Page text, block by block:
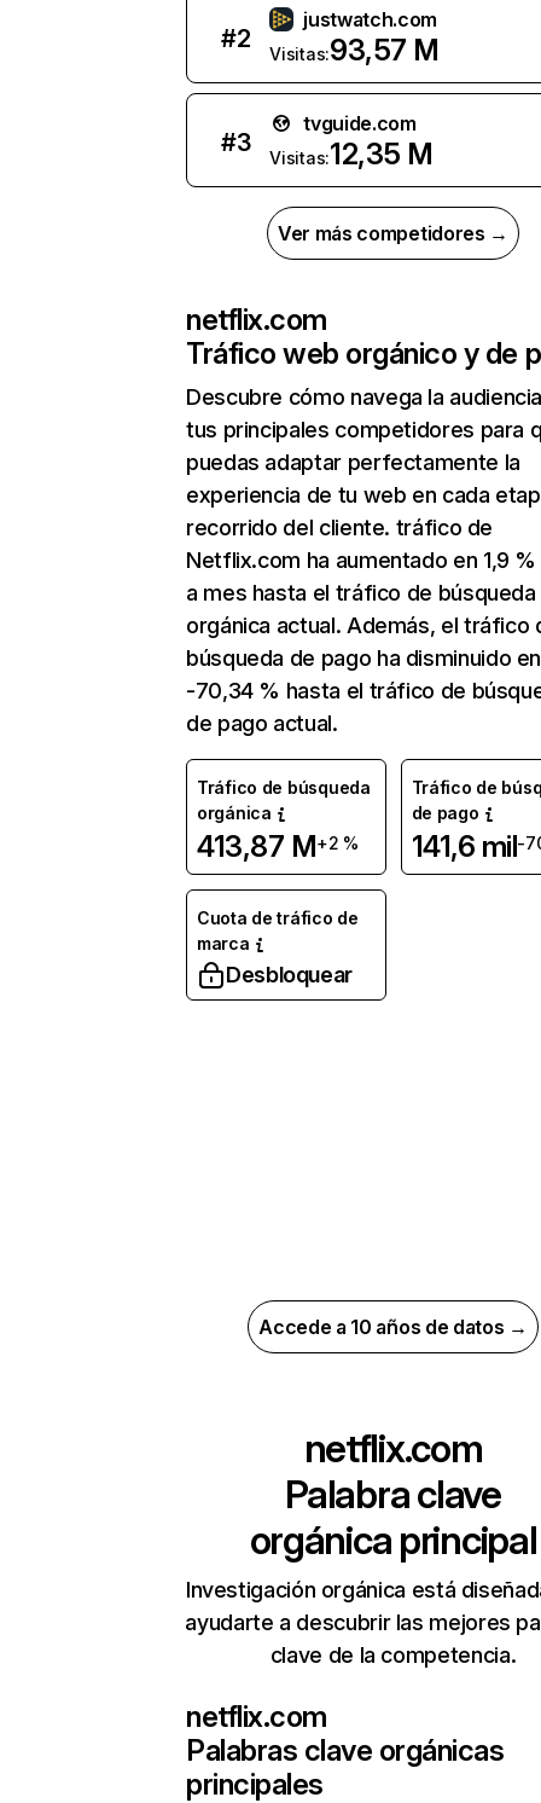
#2
justwatch.com
Visitas:93,57 M
#3
tvguide.com
Visitas:12,35 M
Ver más competidores →
netflix.com
Tráfico web orgánico y de
Descubre cómo navega la
tus principales competidores para
puedas adaptar perfectamente la
experiencia de tu web en cada
recorrido del cliente. tráfico de
Netflix.com ha aumentado en 1,9
a mes hasta el tráfico de búsqueda
orgánica actual. Además, el tráfico
búsqueda de pago ha disminuido en
-70,34 % hasta el tráfico de
de pago actual.
Tráfico de búsqueda
orgánica
413,87 M+2 %
Tráfico de
de pago
141,6 mil-
Cuota de tráfico de
marca
Desbloquear
Accede a 10 años de datos →
netflix.com
Palabra clave
orgánica principal
Investigación orgánica está
ayudarte a descubrir las mejores
clave de la competencia.
netflix.com
Palabras clave orgánicas
principales